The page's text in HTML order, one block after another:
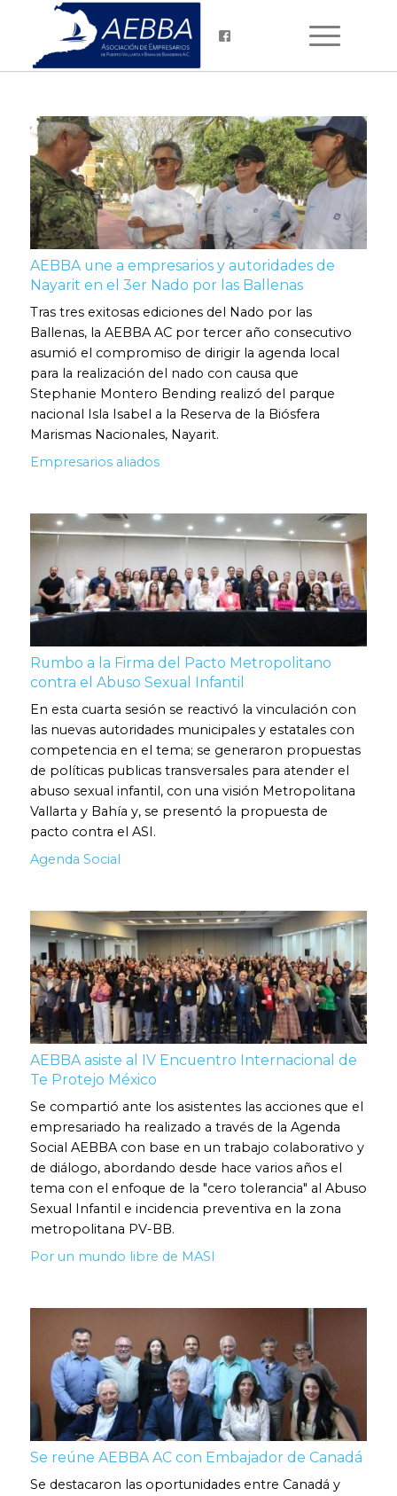
AEBBA une a empresarios y autoridades de
Nayarit en el 3er Nado por las Ballenas
Tras tres exitosas ediciones del Nado por las
Ballenas, la AEBBA AC por tercer año consecutivo
asumió el compromiso de dirigir la agenda local
para la realización del nado con causa que
Stephanie Montero Bending realizó del parque
nacional Isla Isabel a la Reserva de la Biósfera
Marismas Nacionales, Nayarit.
Empresarios aliados
Rumbo a la Firma del Pacto Metropolitano
contra el Abuso Sexual Infantil
En esta cuarta sesión se reactivó la vinculación con
las nuevas autoridades municipales y estatales con
competencia en el tema; se generaron propuestas
de políticas publicas transversales para atender el
abuso sexual infantil, con una visión Metropolitana
Vallarta y Bahía y, se presentó la propuesta de
pacto contra el ASI.
Agenda Social
AEBBA asiste al IV Encuentro Internacional de
Te Protejo México
Se compartió ante los asistentes las acciones que el
empresariado ha realizado a través de la Agenda
Social AEBBA con base en un trabajo colaborativo y
de diálogo, abordando desde hace varios años el
tema con el enfoque de la "cero tolerancia" al Abuso
Sexual Infantil e incidencia preventiva en la zona
metropolitana PV-BB.
Por un mundo libre de MASI
Se reúne AEBBA AC con Embajador de Canadá
Se destacaron las oportunidades entre Canadá y